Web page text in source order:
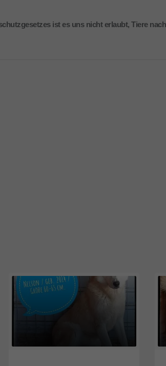
ist es uns nicht erlaubt, Tiere